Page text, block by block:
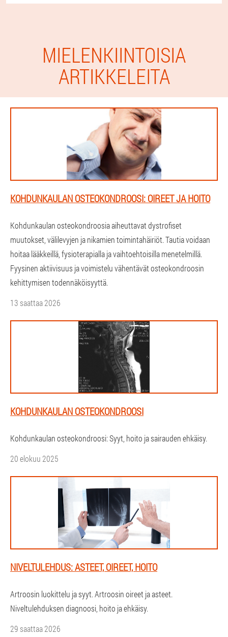
MIELENKIINTOISIA
ARTIKKELEITA
KOHDUNKAULAN OSTEOKONDROOSI: OIREET JA HOITO
Kohdunkaulan osteokondroosia aiheuttavat dystrofiset
muutokset, välilevyjen ja nikamien toimintahäiriöt. Tautia voidaan
hoitaa lääkkeillä, fysioterapialla ja vaihtoehtoisilla menetelmillä.
Fyysinen aktiivisuus ja voimistelu vähentävät osteokondroosin
kehittymisen todennäköisyyttä.
13 saattaa 2026
KOHDUNKAULAN OSTEOKONDROOSI
Kohdunkaulan osteokondroosi: Syyt, hoito ja sairauden ehkäisy.
20 elokuu 2025
NIVELTULEHDUS: ASTEET, OIREET, HOITO
Artroosin luokittelu ja syyt. Artroosin oireet ja asteet.
Niveltulehduksen diagnoosi, hoito ja ehkäisy.
29 saattaa 2026